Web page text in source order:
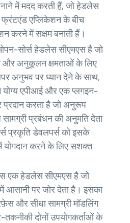
में मदद करती हैं, जो हेडलेस
फ्रंटएंड एप्लिकेशन के बीच
करने में सक्षम बनाती हैं।
सोर्स हेडलेस सीएमएस है जो
और अनुकूलन क्षमताओं के लिए
अनुभव पर ध्यान देने के साथ,
एपीआई और एक प्लगइन-
प्रदान करता है जो अनुरूप
प्रबंधन की अनुमति देता
प्रकृति डेवलपर्स को इसके
योगदान करने के लिए सशक्त
एक हेडलेस सीएमएस है जो
आसानी पर जोर देता है। इसका
और सीधा सामग्री मॉडलिंग
दोनों उपयोगकर्ताओं के